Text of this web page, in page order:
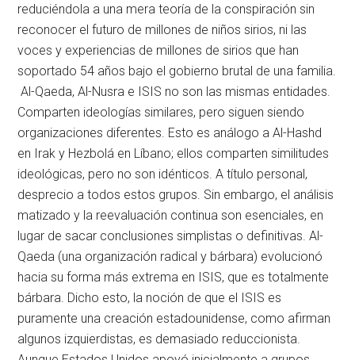
reduciéndola a una mera teoría de la conspiración sin
reconocer el futuro de millones de niños sirios, ni las
voces y experiencias de millones de sirios que han
soportado 54 años bajo el gobierno brutal de una familia.
Al-Qaeda, Al-Nusra e ISIS no son las mismas entidades.
Comparten ideologías similares, pero siguen siendo
organizaciones diferentes. Esto es análogo a Al-Hashd
en Irak y Hezbolá en Líbano; ellos comparten similitudes
ideológicas, pero no son idénticos. A título personal,
desprecio a todos estos grupos. Sin embargo, el análisis
matizado y la reevaluación continua son esenciales, en
lugar de sacar conclusiones simplistas o definitivas. Al-
Qaeda (una organización radical y bárbara) evolucionó
hacia su forma más extrema en ISIS, que es totalmente
bárbara. Dicho esto, la noción de que el ISIS es
puramente una creación estadounidense, como afirman
algunos izquierdistas, es demasiado reduccionista.